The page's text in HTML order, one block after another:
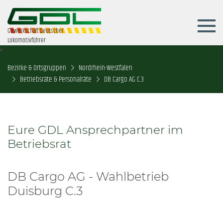
Gewerkschaft Deutscher
Lokomotivführer
Bezirke & Ortsgruppen
Nordrhein-Westfalen
Betriebsräte & Personalräte
DB Cargo AG C.3
Eure GDL Ansprechpartner im
Betriebsrat
DB Cargo AG - Wahlbetrieb
Duisburg C.3